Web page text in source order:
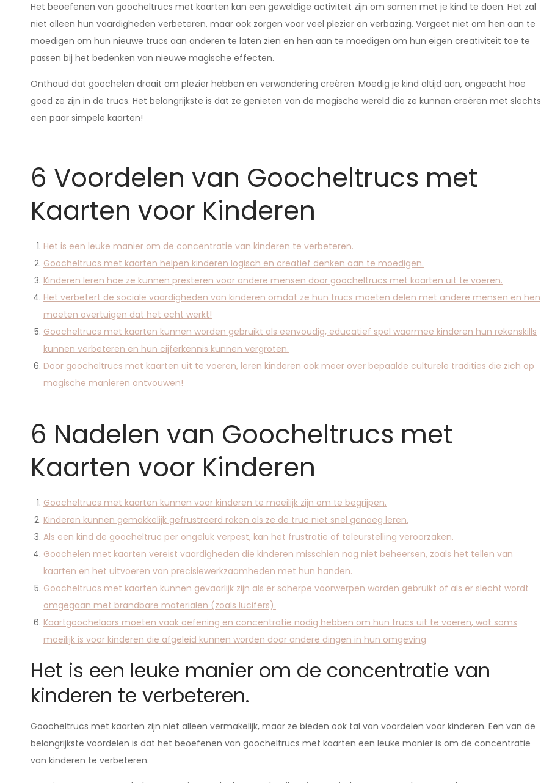
Het beoefenen van goocheltrucs met kaarten kan een geweldige activiteit zijn om samen met je kind te doen. Het zal
niet alleen hun vaardigheden verbeteren, maar ook zorgen voor veel plezier en verbazing. Vergeet niet om hen aan te
moedigen om hun nieuwe trucs aan anderen te laten zien en hen aan te moedigen om hun eigen creativiteit toe te
passen bij het bedenken van nieuwe magische effecten.
Onthoud dat goochelen draait om plezier hebben en verwondering creëren. Moedig je kind altijd aan, ongeacht hoe
goed ze zijn in de trucs. Het belangrijkste is dat ze genieten van de magische wereld die ze kunnen creëren met slechts
een paar simpele kaarten!
6 Voordelen van Goocheltrucs met
Kaarten voor Kinderen
Het is een leuke manier om de concentratie van kinderen te verbeteren.
Goocheltrucs met kaarten helpen kinderen logisch en creatief denken aan te moedigen.
Kinderen leren hoe ze kunnen presteren voor andere mensen door goocheltrucs met kaarten uit te voeren.
Het verbetert de sociale vaardigheden van kinderen omdat ze hun trucs moeten delen met andere mensen en hen
moeten overtuigen dat het echt werkt!
Goocheltrucs met kaarten kunnen worden gebruikt als eenvoudig, educatief spel waarmee kinderen hun rekenskills
kunnen verbeteren en hun cijferkennis kunnen vergroten.
Door goocheltrucs met kaarten uit te voeren, leren kinderen ook meer over bepaalde culturele tradities die zich op
magische manieren ontvouwen!
6 Nadelen van Goocheltrucs met
Kaarten voor Kinderen
Goocheltrucs met kaarten kunnen voor kinderen te moeilijk zijn om te begrijpen.
Kinderen kunnen gemakkelijk gefrustreerd raken als ze de truc niet snel genoeg leren.
Als een kind de goocheltruc per ongeluk verpest, kan het frustratie of teleurstelling veroorzaken.
Goochelen met kaarten vereist vaardigheden die kinderen misschien nog niet beheersen, zoals het tellen van
kaarten en het uitvoeren van precisiewerkzaamheden met hun handen.
Goocheltrucs met kaarten kunnen gevaarlijk zijn als er scherpe voorwerpen worden gebruikt of als er slecht wordt
omgegaan met brandbare materialen (zoals lucifers).
Kaartgoochelaars moeten vaak oefening en concentratie nodig hebben om hun trucs uit te voeren, wat soms
moeilijk is voor kinderen die afgeleid kunnen worden door andere dingen in hun omgeving
Het is een leuke manier om de concentratie van
kinderen te verbeteren.
Goocheltrucs met kaarten zijn niet alleen vermakelijk, maar ze bieden ook tal van voordelen voor kinderen. Een van de
belangrijkste voordelen is dat het beoefenen van goocheltrucs met kaarten een leuke manier is om de concentratie
van kinderen te verbeteren.